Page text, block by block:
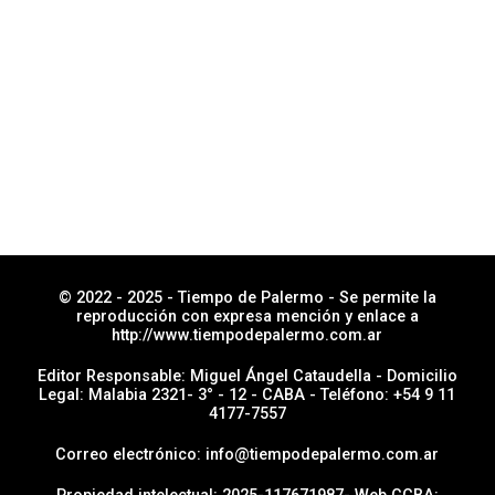
© 2022 - 2025 - Tiempo de Palermo - Se permite la
reproducción con expresa mención y enlace a
http://www.tiempodepalermo.com.ar
Editor Responsable: Miguel Ángel Cataudella - Domicilio
Legal: Malabia 2321- 3° - 12 - CABA - Teléfono: +54 9 11
4177-7557
Correo electrónico: info@tiempodepalermo.com.ar